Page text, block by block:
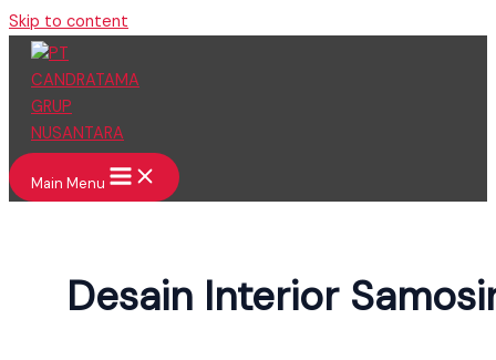
Skip to content
Main Menu
Desain Interior